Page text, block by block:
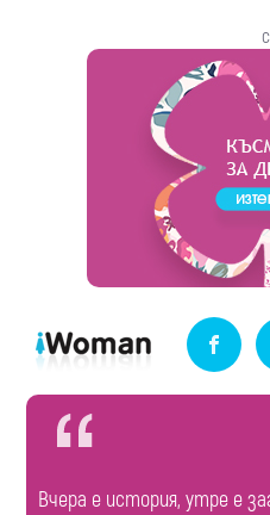
с
Вчера е история, утре е